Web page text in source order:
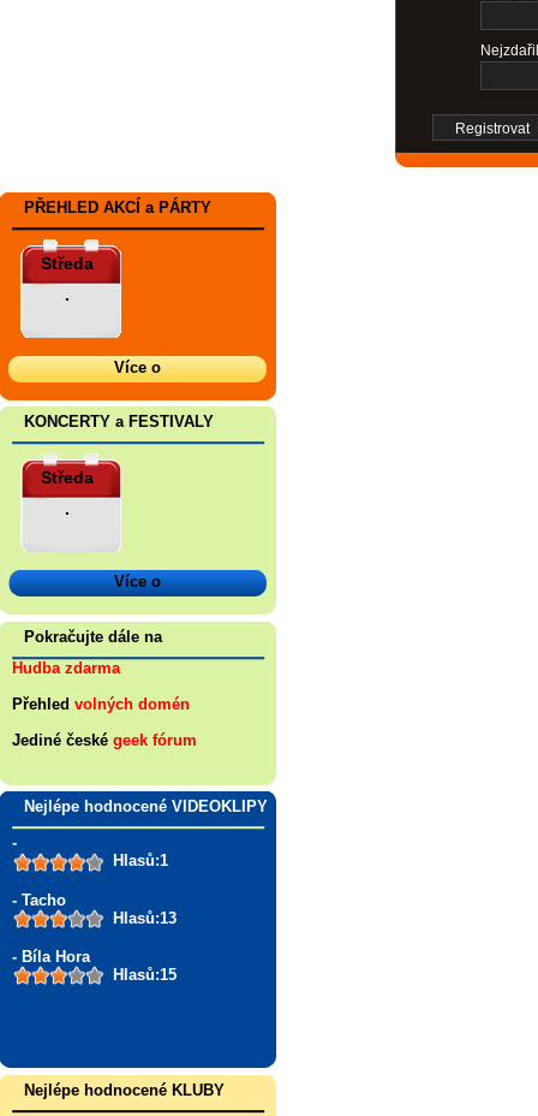
PŘEHLED AKCÍ a PÁRTY
Středa
.
Více o
KONCERTY a FESTIVALY
Středa
.
Více o
Pokračujte dále na
Hudba zdarma
Přehled volných domén
Jediné české geek fórum
Nejlépe hodnocené VIDEOKLIPY
-
Hlasů:1
- Tacho
Hlasů:13
- Bíla Hora
Hlasů:15
Nejlépe hodnocené KLUBY